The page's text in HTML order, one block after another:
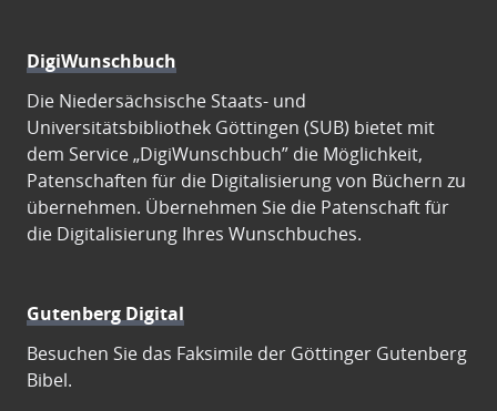
DigiWunschbuch
Die Niedersächsische Staats- und
Universitätsbibliothek Göttingen (SUB) bietet mit
dem Service „DigiWunschbuch” die Möglichkeit,
Patenschaften für die Digitalisierung von Büchern zu
übernehmen. Übernehmen Sie die Patenschaft für
die Digitalisierung Ihres Wunschbuches.
Gutenberg Digital
Besuchen Sie das Faksimile der Göttinger Gutenberg
Bibel.